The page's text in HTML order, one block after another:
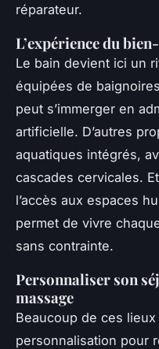
réparateur.
L’expérience du
Le bain devient ici un
équipées de
peut s’immerger en
artificielle. D’autres
aquatiques intégrés,
cascades cervicales.
l’accès aux espaces
permet de vivre
sans contrainte.
Personnaliser son
massage
Beaucoup de ces
personnalisation pour